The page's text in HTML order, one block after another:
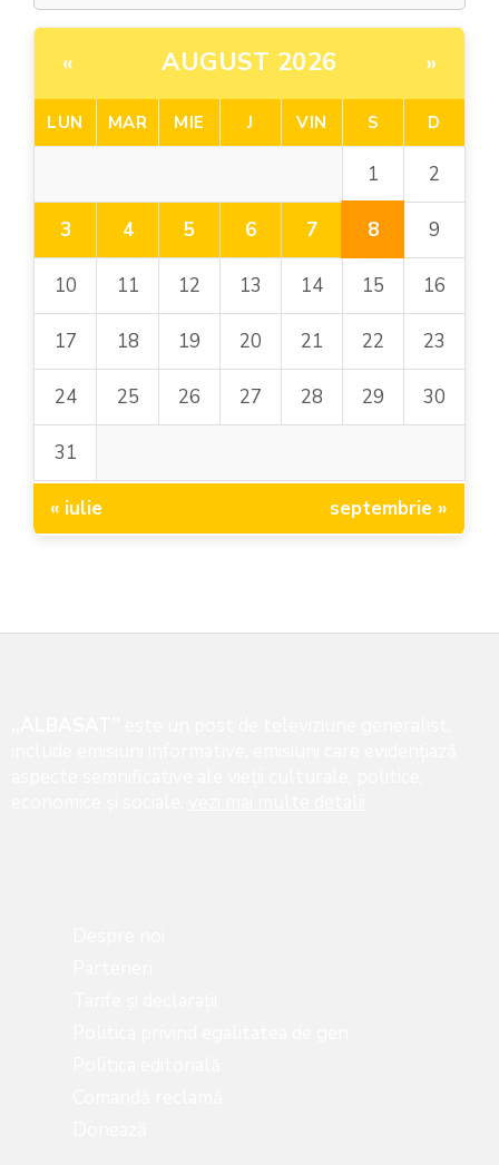
« AUGUST 2026 »
LUN MAR MIE J VIN S D
1 2
3 4 5 6 7 8 9
10 11 12 13 14 15 16
17 18 19 20 21 22 23
24 25 26 27 28 29 30
31
« iulie septembrie »